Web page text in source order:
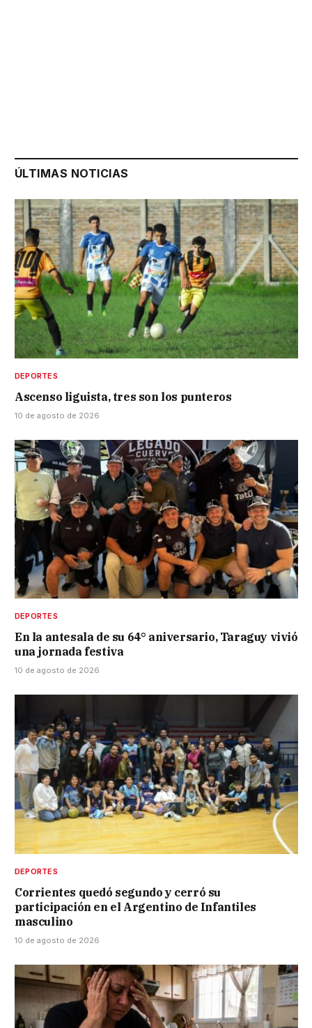
ÚLTIMAS NOTICIAS
DEPORTES
Ascenso liguista, tres son los punteros
10 de agosto de 2026
DEPORTES
En la antesala de su 64° aniversario, Taraguy vivió
una jornada festiva
10 de agosto de 2026
DEPORTES
Corrientes quedó segundo y cerró su
participación en el Argentino de Infantiles
masculino
10 de agosto de 2026